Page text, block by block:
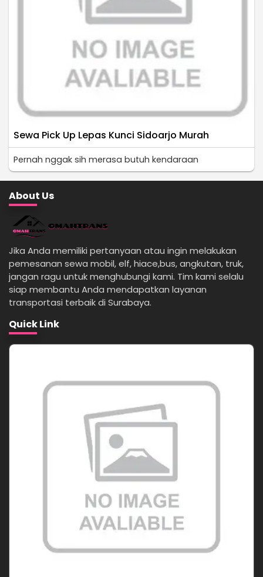
Sewa Pick Up Lepas Kunci Sidoarjo Murah
Pernah nggak sih merasa butuh kendaraan
About Us
Jika Anda memiliki pertanyaan atau ingin melakukan
pemesanan sewa mobil, elf, hiace,bus, angkutan, truk,
jangan ragu untuk menghubungi kami. Tim kami selalu
siap membantu Anda mendapatkan layanan
transportasi terbaik di Surabaya.
Quick Link